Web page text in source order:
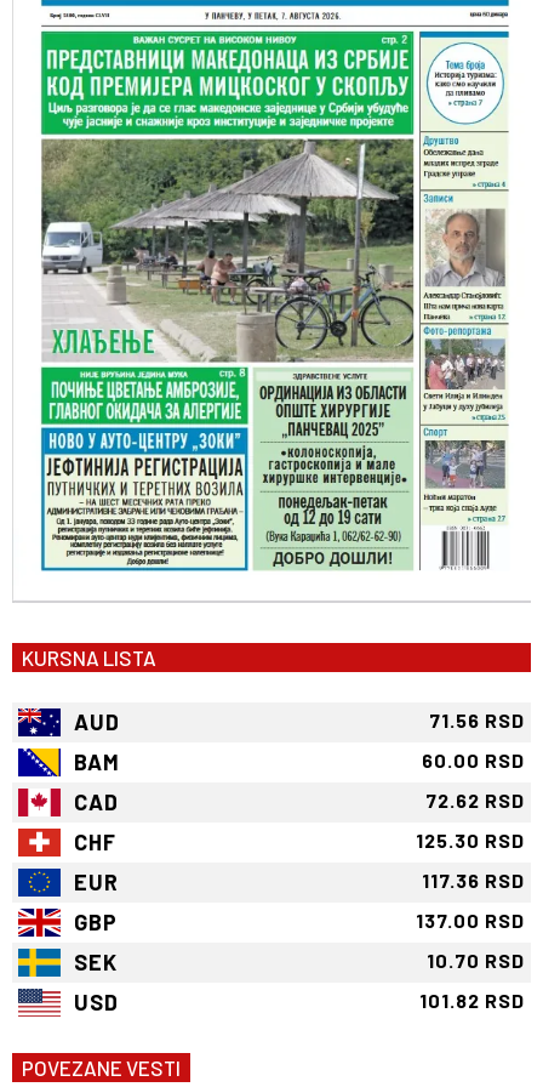
KURSNA LISTA
AUD 71.56 RSD
BAM 60.00 RSD
CAD 72.62 RSD
CHF 125.30 RSD
EUR 117.36 RSD
GBP 137.00 RSD
SEK 10.70 RSD
USD 101.82 RSD
POVEZANE VESTI